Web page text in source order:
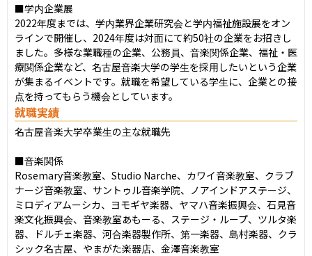
■学内企業展
2022年度までは、学内業界企業研究会と学内福祉施設展をオン
ラインで開催し、2024年度は対面にて約50社の企業をお招きし
ました。多様な業職種の企業、公務員、音楽関係企業、福祉・医
療関係企業など、名古屋音楽大学の学生を採用したいという企業
が集まるイベントです。就職を希望している学生に、企業との接
点を持ってもらう機会としています。
就職実績
名古屋音楽大学卒業生の主な就職先
■音楽関係
Rosemary⾳楽教室、Studio Narche、カワイ⾳楽教室、クラブ
ナージ⾳楽教室、サントゥル⾳楽学院、ノアインドアステージ、
ミロディアムーシカ、ヨモギヤ楽器、ヤマハ⾳楽振興会、⽯⾒⾳
楽⽂化振興会、⾳楽教室あもーる、ステージ・ループ、ツルタ楽
器、ドルチェ楽器、河合楽器製作所、第⼀楽器、島村楽器、クラ
シック名古屋、やまがた楽器店、⾦澤⾳楽教室